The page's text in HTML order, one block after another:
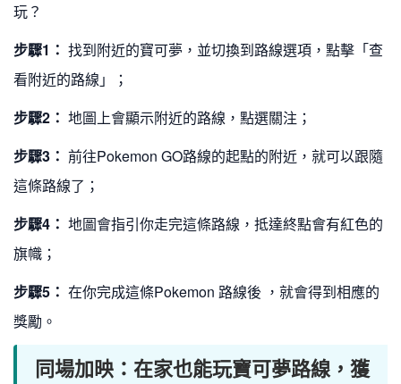
玩？
步驟1： 找到附近的寶可夢，並切換到路線選項，點擊「查
看附近的路線」；
步驟2： 地圖上會顯示附近的路線，點選關注；
步驟3： 前往Pokemon GO路線的起點的附近，就可以跟隨
這條路線了；
步驟4： 地圖會指引你走完這條路線，抵達終點會有紅色的
旗幟；
步驟5： 在你完成這條Pokemon 路線後 ，就會得到相應的
獎勵。
同場加映：在家也能玩寶可夢路線，獲